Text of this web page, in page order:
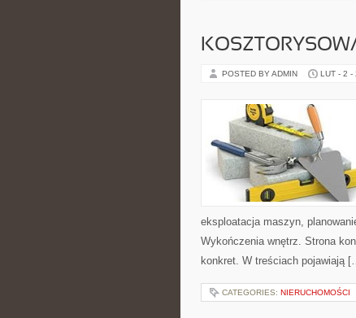
POSTED BY ADMIN LUT - 2 -
eksploatacja maszyn,
Wykończenia wnętrz. Strona
konkret. W treściach pojawiają
CATEGORIES: NIERUCHOMOŚCI